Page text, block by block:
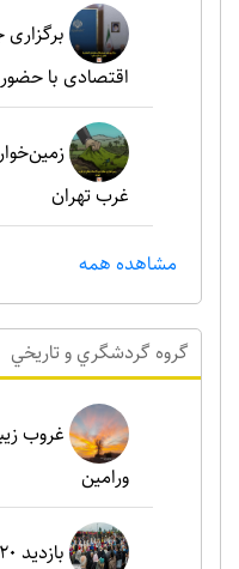
اقتصادی با
غرب تهران
مشاهده همه
گروه گردشگري و تاريخي
غروب
ورامین